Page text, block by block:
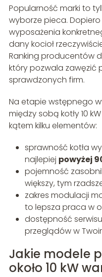
Popularność marki to
wyborze pieca.
wyposażenia
dany kocioł
Ranking producentów
który pozwala zawęzić
sprawdzonych firm.
Na etapie wstępnego
między sobą kotły 10
kątem kilku elementów:
sprawność kotła
najlepiej powyżej
pojemność
większy, tym
zakres modulacji
to lepsza praca w
dostępność
przeglądów w
Jakie modele
około 10 kW